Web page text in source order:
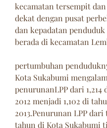
kecamatan tersempit
dekat dengan pusat
dan kepadatan
berada di kecamatan
pertumbuhan
Kota Sukabumi
penurunanLPP dari 1,214
2012 menjadi 1,102 di
2013.Penurunan LPP
tahun di Kota Sukabumi